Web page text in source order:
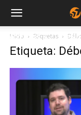
NOTICIAS
Inicio Etiquetas
Etiqueta: